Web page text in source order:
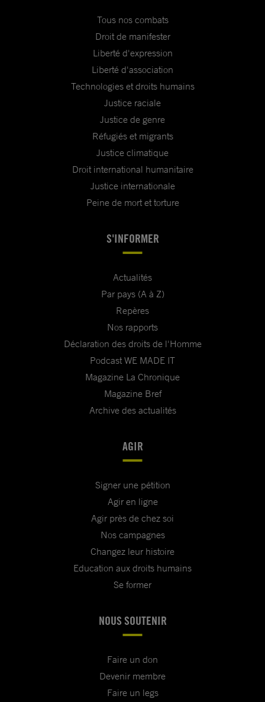
Tous nos combats
Droit de manifester
Liberté d'expression
Liberté d'association
Technologies et droits humains
Justice raciale
Justice de genre
Réfugiés et migrants
Justice climatique
Droit international humanitaire
Justice internationale
Peine de mort et torture
S'INFORMER
Actualités
Par pays (A à Z)
Repères
Nos rapports
Déclaration des droits de l'Homme
Podcast WE MADE IT
Magazine La Chronique
Magazine Bref
Archive des actualités
AGIR
Signer une pétition
Agir en ligne
Agir près de chez soi
Nos campagnes
Changez leur histoire
Education aux droits humains
Se former
NOUS SOUTENIR
Faire un don
Devenir membre
Faire un legs